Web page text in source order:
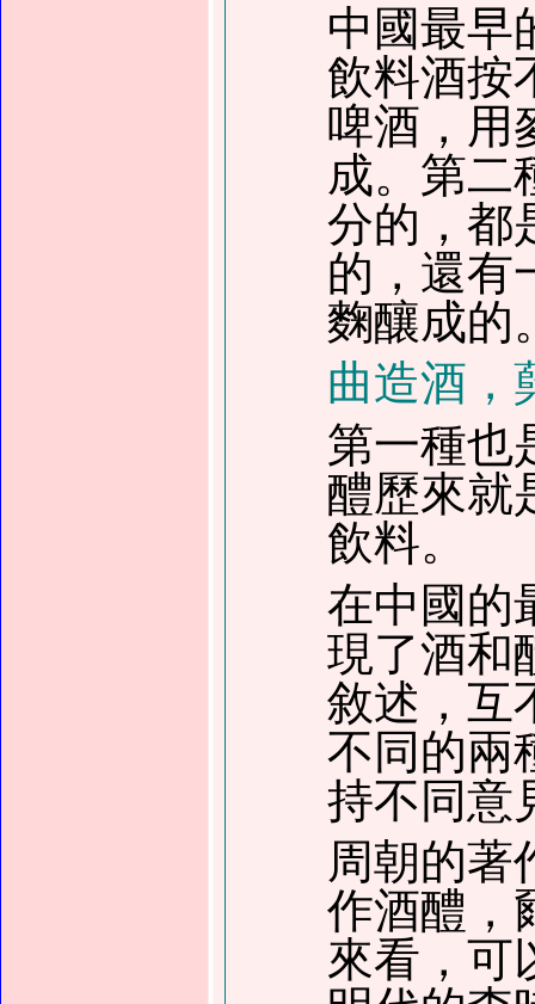
中國最早
飲料酒按
啤酒，用
成。第二
分的，都
的，還有
麴釀成的
曲造酒 ，
第一種也
醴歷來就
飲料。
在中國的
現了酒和
敘述，互
不同的兩
持不同意
周朝的著
作酒醴，
來看，可